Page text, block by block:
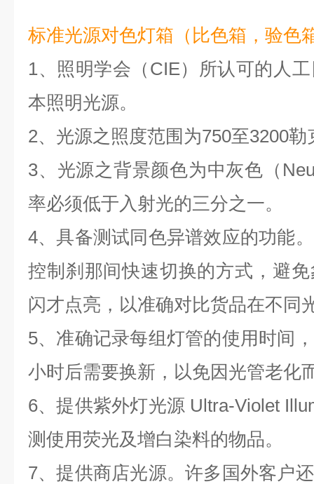
标准光源对色灯箱（比色箱，验色
1、照明学会（CIE）所认可的人
本照明光源。
2、光源之照度范围为750至3200
3、光源之背景颜色为中灰色（
率必须低于入射光的三分之一。
4、具备测试同色异谱效应的功能
控制刹那间快速切换的方式，避
闪才点亮，以准确对比货品在不同
5、准确记录每组灯管的使用时间
小时后需要换新，以免因光管老化
6、提供紫外灯光源 Ultra-Violet
测使用荧光及增白染料的物品。
7、提供商店光源。许多国外客户